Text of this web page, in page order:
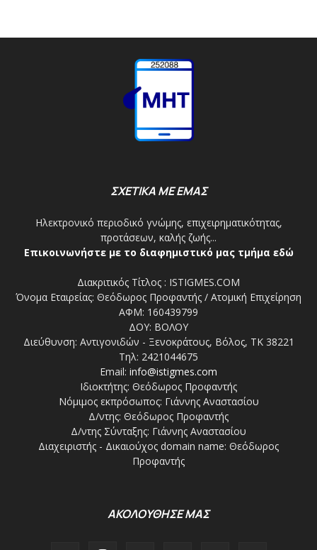
ΣΧΕΤΙΚΑ ΜΕ ΕΜΑΣ
Ηλεκτρονικό περιοδικό γνώμης, επιχειρηματικότητας,
προτάσεων, καλής ζωής...
Επικοινωνήστε με το διαφημιστικό μας τμήμα εδώ
Διακριτικός Τίτλος : ISTIGMES.COM
Όνομα Εταιρείας: Θεόδωρος Προφαντής / Ατομική Επιχείρηση
ΑΦΜ: 160439799
ΔΟΥ: ΒΟΛΟΥ
Διεύθυνση: Αντιγονιδών - Ξενοκράτους, Βόλος, ΤΚ 38221
Τηλ: 2421044675
Email: info@istigmes.com
Ιδιοκτήτης: Θεόδωρος Προφαντής
Νόμιμος εκπρόσωπος: Γιάννης Αναστασίου
Δ/ντης: Θεόδωρος Προφαντής
Δ/ντης Σύνταξης: Γιάννης Αναστασίου
Διαχειριστής - Δικαιούχος domain name: Θεόδωρος
Προφαντής
ΑΚΟΛΟΥΘΗΣΕ ΜΑΣ